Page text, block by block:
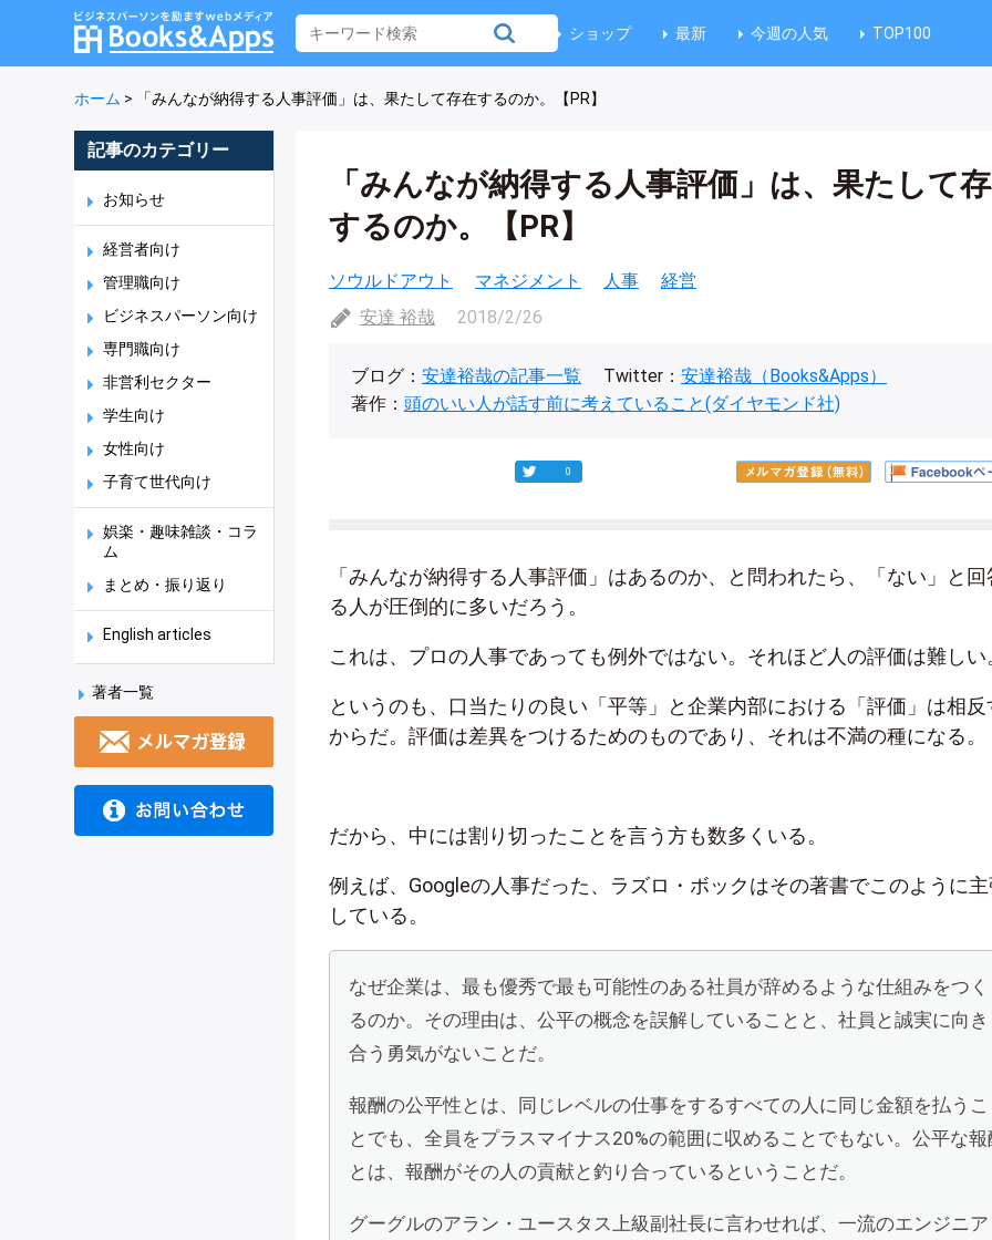
ショップ 最新 今週の人気 TOP100
ホーム > 「みんなが納得する人事評価」は、果たして存在するのか。【PR】
記事のカテゴリー
お知らせ
経営者向け
管理職向け
ビジネスパーソン向け
専門職向け
非営利セクター
学生向け
女性向け
子育て世代向け
娯楽・趣味雑談・コラ
ム
まとめ・振り返り
English articles
著者一覧
「みんなが納得する人事評価」は、果たして
するのか。【PR】
ソウルドアウト マネジメント 人事
経営
安達 裕哉
2018/2/26
ブログ： 安達裕哉の記事一覧 Twitter： 安達裕哉（Books&Apps）
著作： 頭のいい人が話す前に考えていること(ダイヤモンド社)
0
「みんなが納得する人事評価」はあるのか、と問われたら、「ない」と回
る人が圧倒的に多いだろう。
これは、プロの人事であっても例外ではない。それほど人の評価は難しい
というのも、口当たりの良い「平等」と企業内部における「評価」は相反
からだ。評価は差異をつけるためのものであり、それは不満の種になる。
だから、中には割り切ったことを言う方も数多くいる。
例えば、Googleの人事だった、ラズロ・ボックはその著書でこのように
している。
なぜ企業は、最も優秀で最も可能性のある社員が辞めるような仕組みをつく
るのか。その理由は、公平の概念を誤解していることと、社員と誠実に向き
合う勇気がないことだ。
報酬の公平性とは、同じレベルの仕事をするすべての人に同じ金額を払うこ
とでも、全員をプラスマイナス20%の範囲に収めることでもない。公平な報
とは、報酬がその人の貢献と釣り合っているということだ。
グーグルのアラン・ユースタス上級副社長に言わせれば、一流のエンジニア